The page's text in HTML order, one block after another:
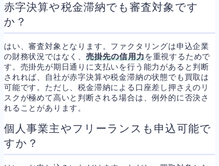
赤字決算や税金滞納でも審査対象です
か？
はい、審査対象となります。ファクタリングは申込企業
の財務状況ではなく、 売掛先の信用力を重視するためで
す。売掛先が期日通りに支払いを行う能力があると判断
されれば、自社が赤字決算や税金滞納の状態でも買取は
可能です。ただし、税金滞納による口座差し押さえのリ
スクが極めて高いと判断される場合は、例外的に否決さ
れることがあります。
個人事業主やフリーランスも申込可能で
すか？